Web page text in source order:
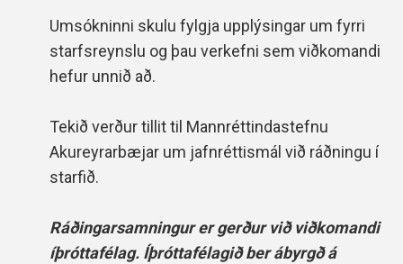
Umsókninni skulu fylgja upplýsingar um fyrri
starfsreynslu og þau verkefni sem viðkomandi
hefur unnið að.
Tekið verður tillit til Mannréttindastefnu
Akureyrarbæjar um jafnréttismál við ráðningu í
starfið.
Ráðingarsamningur er gerður við viðkomandi
íþróttafélag. Íþróttafélagið ber ábyrgð á